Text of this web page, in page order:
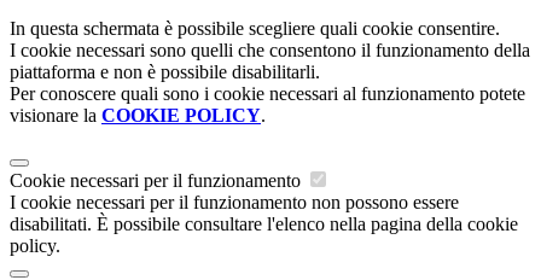
In questa schermata è possibile scegliere quali cookie consentire.
I cookie necessari sono quelli che consentono il funzionamento della
piattaforma e non è possibile disabilitarli.
Per conoscere quali sono i cookie necessari al funzionamento potete
visionare la COOKIE POLICY.
Cookie necessari per il funzionamento
I cookie necessari per il funzionamento non possono essere
disabilitati. È possibile consultare l'elenco nella pagina della cookie
policy.